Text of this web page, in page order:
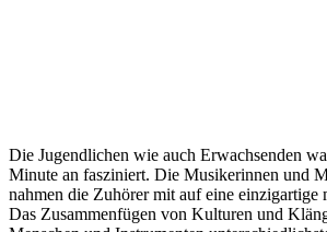
Die Jugendlichen wie auch Erwachsenden
Minute an fasziniert. Die Musikerinnen und
nahmen die Zuhörer mit auf eine einzigartige
Das Zusammenfügen von Kulturen und